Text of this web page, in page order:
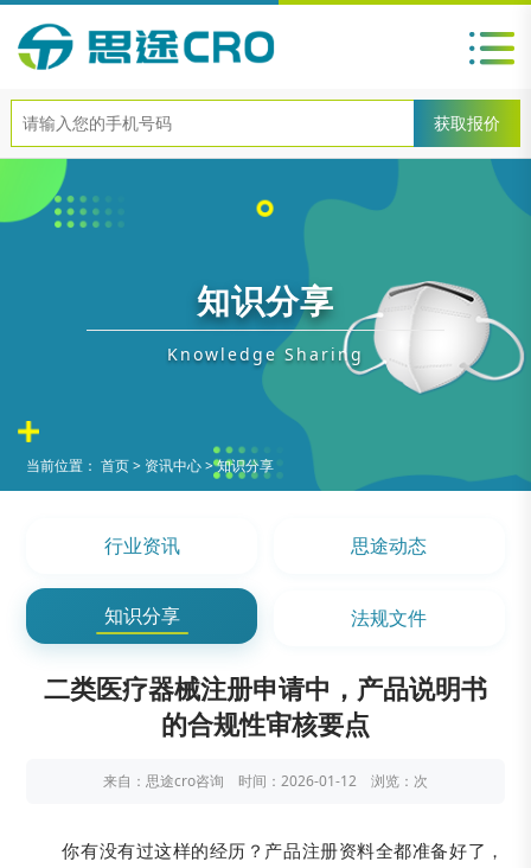
知识分享
Knowledge Sharing
当前位置：首页> 资讯中心>知识分享
行业资讯 思途动态
知识分享 法规文件
二类医疗器械注册申请中，产品说明书
的合规性审核要点
来自：思途cro咨询 时间：2026-01-12 浏览： 次
你有没有过这样的经历？产品注册资料全都准备好了，